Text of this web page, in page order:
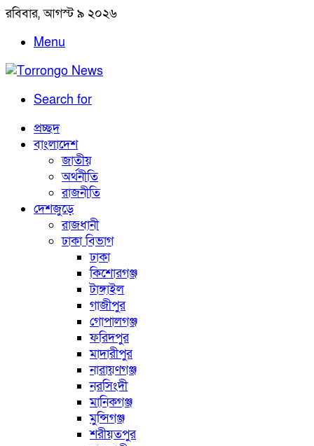
রবিবার, আগস্ট ৯ ২০২৬
Menu
Search for
প্রচ্ছদ
বাংলাদেশ
জাতীয়
অর্থনীতি
রাজনীতি
দেশজুড়ে
রাজধানী
ঢাকা বিভাগ
ঢাকা
কিশোরগঞ্জ
টাঙ্গাইল
গাজীপুর
গোপালগঞ্জ
ফরিদপুর
মাদারীপুর
নারায়ণগঞ্জ
নরসিংদী
মানিকগঞ্জ
মুন্সিগঞ্জ
শরীয়তপুর